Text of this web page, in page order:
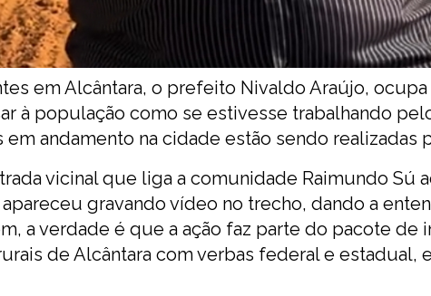
em Alcântara, o prefeito Nivaldo Araújo,
à população como se estivesse trabalhando
andamento na cidade estão sendo realizadas
vicinal que liga a comunidade Raimundo Sú
gravando vídeo no trecho, dando a
a verdade é que a ação faz parte do pacote de
de Alcântara com verbas federal e estadual,